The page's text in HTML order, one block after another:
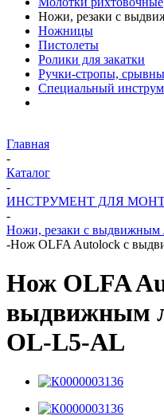
Ножи, резаки с
Ножницы
Пистолеты
Ролики для закатки
Ручки-стропы,
Специальный
Главная
-
Каталог
-
ИНСТРУМЕНТ ДЛЯ
-
Ножи, резаки с выдвижным
-Нож OLFA Autolock с
Нож OLFA
выдвижным
OL-L5-AL